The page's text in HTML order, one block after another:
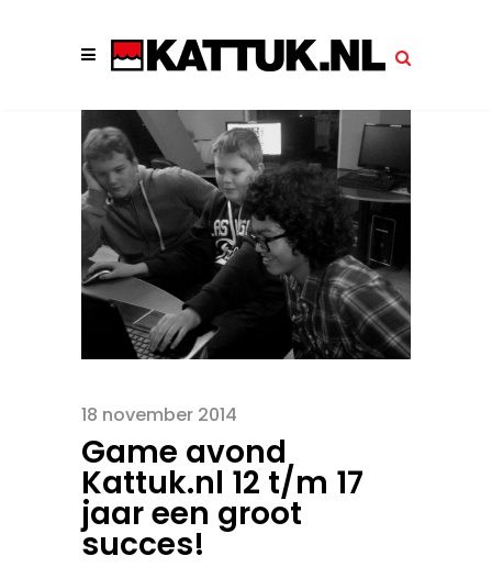
18 november 2014
Game avond
Kattuk.nl 12 t/m 17
jaar een groot
succes!